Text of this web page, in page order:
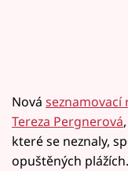
Nová seznamovací
Tereza Pergnerová
které se neznaly,
opuštěných